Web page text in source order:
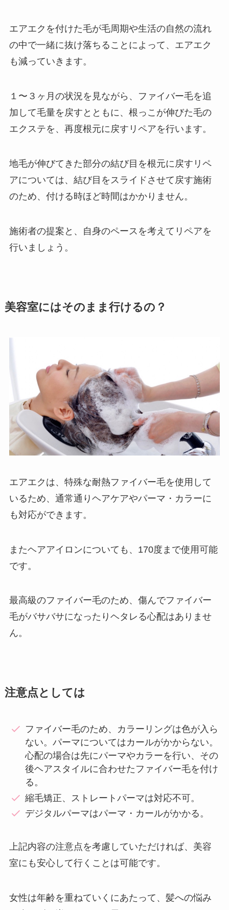
エアエクを付けた毛が毛周期や生活の自然の流れ
の中で一緒に抜け落ちることによって、エアエク
も減っていきます。
１〜３ヶ月の状況を見ながら、ファイバー毛を追
加して毛量を戻すとともに、根っこが伸びた毛の
エクステを、再度根元に戻すリペアを行います。
地毛が伸びてきた部分の結び目を根元に戻すリペ
アについては、結び目をスライドさせて戻す施術
のため、付ける時ほど時間はかかりません。
施術者の提案と、自身のペースを考えてリペアを
行いましょう。
美容室にはそのまま行けるの？
エアエクは、特殊な耐熱ファイバー毛を使用して
いるため、通常通りヘアケアやパーマ・カラーに
も対応ができます。
またヘアアイロンについても、170度まで使用可能
です。
最高級のファイバー毛のため、傷んでファイバー
毛がバサバサになったりヘタレる心配はありませ
ん。
注意点としては
ファイバー毛のため、カラーリングは色が入ら
ない。パーマについてはカールがかからない。
心配の場合は先にパーマやカラーを行い、その
後ヘアスタイルに合わせたファイバー毛を付け
る。
縮毛矯正、ストレートパーマは対応不可。
デジタルパーマはパーマ・カールがかかる。
上記内容の注意点を考慮していただければ、美容
室にも安心して行くことは可能です。
女性は年齢を重ねていくにあたって、髪への悩み